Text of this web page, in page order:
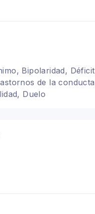
Bipolaridad, Déficit
de la conducta
Duelo